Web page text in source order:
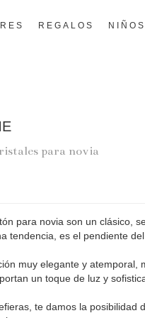
REGALOS NIÑOS
para novia
para novia son un clásico,
tendencia, es el pendiente del
muy elegante y atemporal,
un toque de luz y
te damos la posibilidad